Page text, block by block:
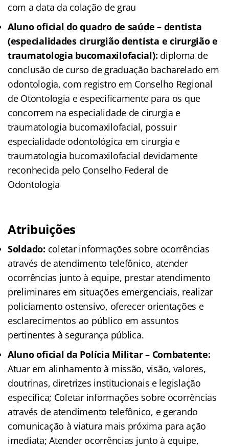
com a data da colação de grau
Aluno oficial do quadro de saúde – dentista
(especialidades cirurgião dentista e cirurgião e
traumatologia bucomaxilofacial): diploma de
conclusão de curso de graduação bacharelado em
odontologia, com registro em Conselho Regional
de Otontologia e especificamente para os que
concorrem na especialidade de cirurgia e
traumatologia bucomaxilofacial, possuir
especialidade odontológica em cirurgia e
traumatologia bucomaxilofacial devidamente
reconhecida pelo Conselho Federal de
Odontologia
Atribuições
Soldado: coletar informações sobre ocorrências
através de atendimento telefônico, atender
ocorrências junto à equipe, prestar atendimento
preliminares em situações emergenciais, realizar
policiamento ostensivo, oferecer orientações e
esclarecimentos ao público em assuntos
pertinentes à segurança pública.
Aluno oficial da Polícia Militar – Combatente:
Atuar em alinhamento à missão, visão, valores,
doutrinas, diretrizes institucionais e legislação
específica; Coletar informações sobre ocorrências
através de atendimento telefônico, e gerando
comunicação à viatura mais próxima para ação
imediata; Atender ocorrências junto à equipe,